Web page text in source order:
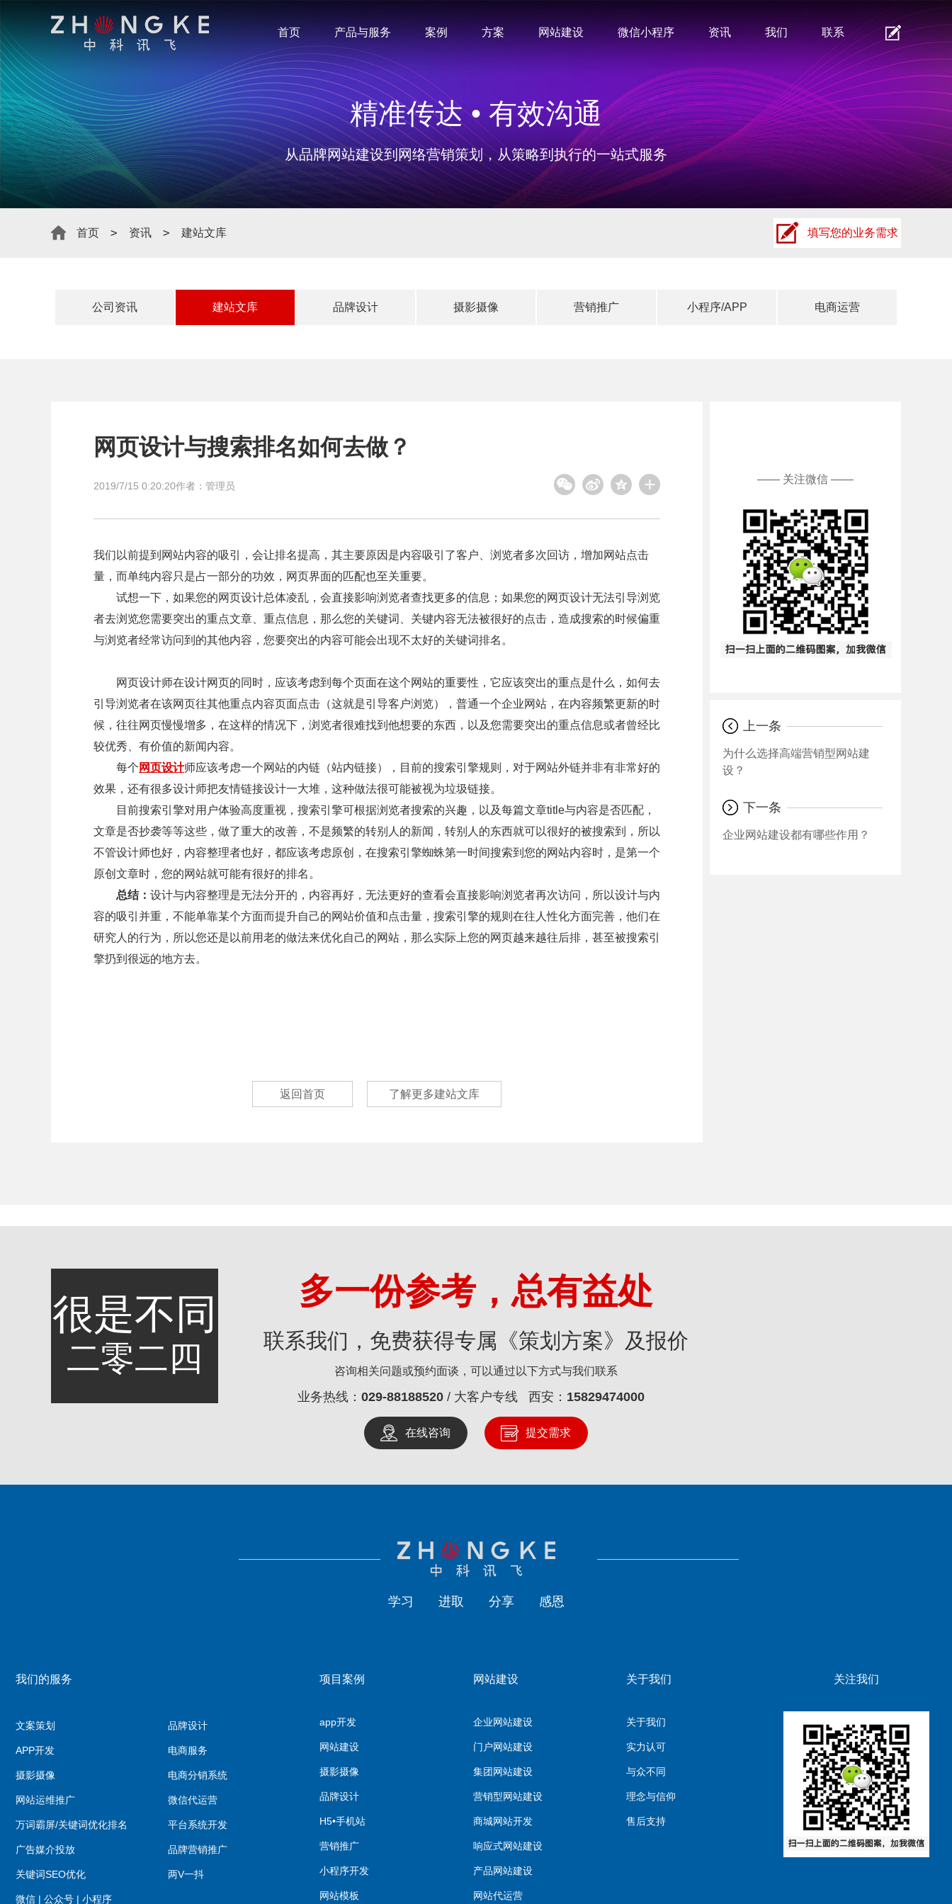
首页 产品与服务 案例 方案 网站建设 微信小程序 资讯 我们 联系
精准传达 • 有效沟通
从品牌网站建设到网络营销策划，从策略到执行的一站式服务
首页 资讯 建站文库 填写您的业务需求
公司资讯 建站文库 品牌设计 摄影摄像 营销推广 小程序/APP 电商运营
网页设计与搜索排名如何去做？
作者：管理员
2019/7/15 0:20:20
我们以前提到网站内容的吸引，会让排名提高，其主要原因是内容吸引了客户、浏览者多次回访，增加网站点击
量，而单纯内容只是占一部分的功效，网页界面的匹配也至关重要。
试想一下，如果您的网页设计总体凌乱，会直接影响浏览者查找更多的信息；如果您的网页设计无法引导浏览
者去浏览您需要突出的重点文章、重点信息，那么您的关键词、关键内容无法被很好的点击，造成搜索的时候偏重
与浏览者经常访问到的其他内容，您要突出的内容可能会出现不太好的关键词排名。
网页设计师在设计网页的同时，应该考虑到每个页面在这个网站的重要性，它应该突出的重点是什么，如何去
引导浏览者在该网页往其他重点内容页面点击（这就是引导客户浏览），普通一个企业网站，在内容频繁更新的时
候，往往网页慢慢增多，在这样的情况下，浏览者很难找到他想要的东西，以及您需要突出的重点信息或者曾经比
较优秀、有价值的新闻内容。
每个 网页设计师应该考虑一个网站的内链（站内链接），目前的搜索引擎规则，对于网站外链并非有非常好的
效果，还有很多设计师把友情链接设计一大堆，这种做法很可能被视为垃圾链接。
目前搜索引擎对用户体验高度重视，搜索引擎可根据浏览者搜索的兴趣，以及每篇文章title与内容是否匹配，
文章是否抄袭等等这些，做了重大的改善，不是频繁的转别人的新闻，转别人的东西就可以很好的被搜索到，所以
不管设计师也好，内容整理者也好，都应该考虑原创，在搜索引擎蜘蛛第一时间搜索到您的网站内容时，是第一个
原创文章时，您的网站就可能有很好的排名。
总结： 设计与内容整理是无法分开的，内容再好，无法更好的查看会直接影响浏览者再次访问，所以设计与内
容的吸引并重，不能单靠某个方面而提升自己的网站价值和点击量，搜索引擎的规则在往人性化方面完善，他们在
研究人的行为，所以您还是以前用老的做法来优化自己的网站，那么实际上您的网页越来越往后排，甚至被搜索引
擎扔到很远的地方去。
返回首页 了解更多建站文库
—— 关注微信 ——
上一条
为什么选择高端营销型网站建
设？
下一条
企业网站建设都有哪些作用？
很是不同
二零二四
多一份参考，总有益处
联系我们，免费获得专属《策划方案》及报价
咨询相关问题或预约面谈，可以通过以下方式与我们联系
业务热线： 029-88188520/ 大客户专线 西安： 15829474000
在线咨询 提交需求
学习 进取 分享 感恩
我们的服务
文案策划 品牌设计
APP开发 电商服务
摄影摄像 电商分销系统
网站运维推广 微信代运营
万词霸屏/关键词优化排名 平台系统开发
广告媒介投放 品牌营销推广
关键词SEO优化 两V一抖
微信 | 公众号 | 小程序
项目案例
app开发
网站建设
摄影摄像
品牌设计
H5•手机站
营销推广
小程序开发
网站模板
网站建设
企业网站建设
门户网站建设
集团网站建设
营销型网站建设
商城网站开发
响应式网站建设
产品网站建设
网站代运营
关于我们
关于我们
实力认可
与众不同
理念与信仰
售后支持
关注我们